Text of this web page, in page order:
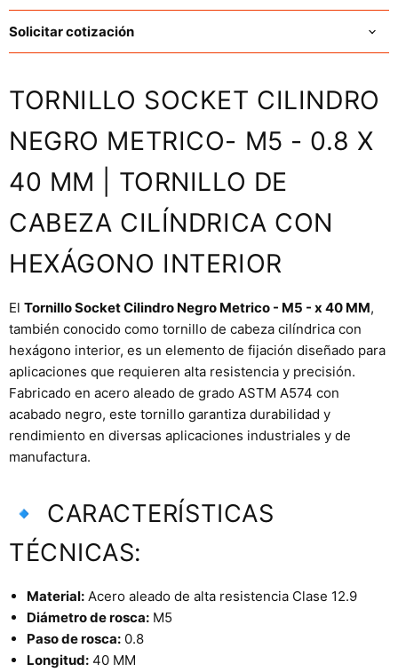
Solicitar cotización
TORNILLO SOCKET CILINDRO
NEGRO METRICO- M5 - 0.8 X
40 MM | TORNILLO DE
CABEZA CILÍNDRICA CON
HEXÁGONO INTERIOR
El Tornillo Socket Cilindro Negro Metrico - M5 - x 40 MM,
también conocido como tornillo de cabeza cilíndrica con
hexágono interior, es un elemento de fijación diseñado para
aplicaciones que requieren alta resistencia y precisión.
Fabricado en acero aleado de grado ASTM A574 con
acabado negro, este tornillo garantiza durabilidad y
rendimiento en diversas aplicaciones industriales y de
manufactura.
🔹 CARACTERÍSTICAS
TÉCNICAS:
Material: Acero aleado de alta resistencia Clase 12.9
Diámetro de rosca: M5
Paso de rosca: 0.8
Longitud: 40 MM